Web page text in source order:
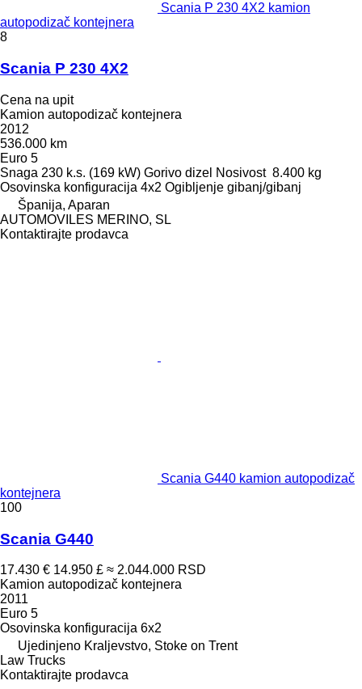
Scania P 230 4X2 kamion
autopodizač kontejnera
8
Scania P 230 4X2
Cena na upit
Kamion autopodizač kontejnera
2012
536.000 km
Euro 5
Snaga 230 k.s. (169 kW) Gorivo dizel Nosivost 8.400 kg
Osovinska konfiguracija 4x2 Ogibljenje gibanj/gibanj
Španija, Aparan
AUTOMOVILES MERINO, SL
Kontaktirajte prodavca
Scania G440 kamion autopodizač
kontejnera
100
Scania G440
17.430 € 14.950 £ ≈ 2.044.000 RSD
Kamion autopodizač kontejnera
2011
Euro 5
Osovinska konfiguracija 6x2
Ujedinjeno Kraljevstvo, Stoke on Trent
Law Trucks
Kontaktirajte prodavca